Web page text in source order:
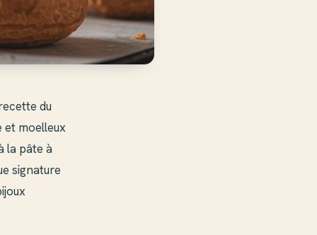
du
moelleux
la pâte à
signature